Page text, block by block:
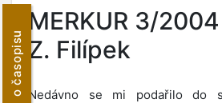
o časopisu
MERKUR 3/
Z. Filípek
Nedávno se mi podařilo do